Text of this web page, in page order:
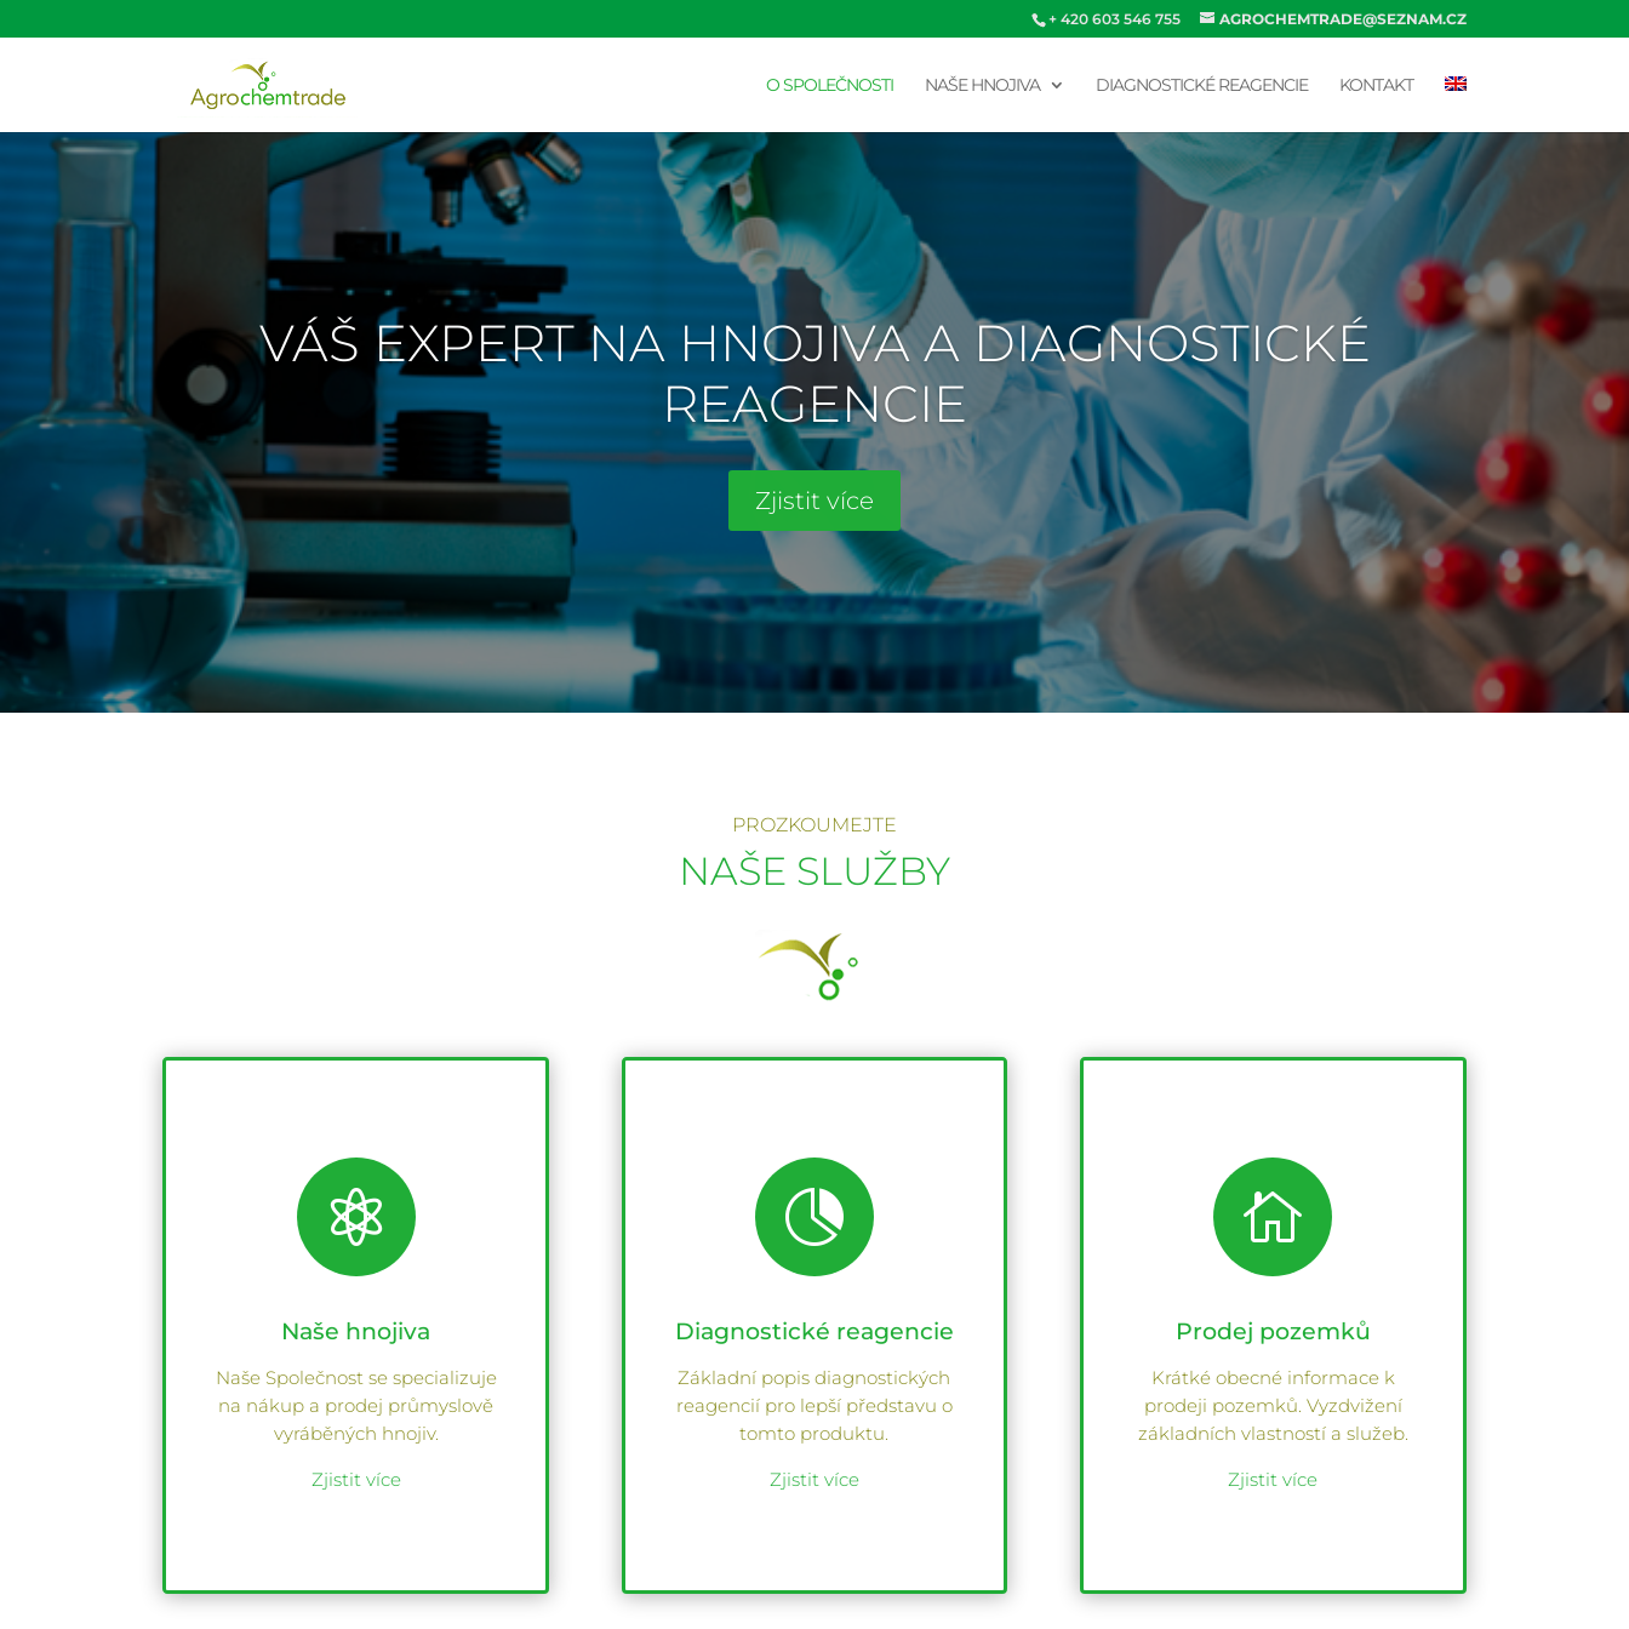
+ 420 603 546 755 AGROCHEMTRADE@SEZNAM.CZ
O SPOLEČNOSTI NAŠE HNOJIVA DIAGNOSTICKÉ REAGENCIE KONTAKT
VÁŠ EXPERT NA HNOJIVA A DIAGNOSTICKÉ
REAGENCIE
Zjistit více
PROZKOUMEJTE
NAŠE SLUŽBY

Naše hnojiva
Naše Společnost se specializuje
na nákup a prodej průmyslově
vyráběných hnojiv.
Zjistit více

Diagnostické reagencie
Základní popis diagnostických
reagencií pro lepší představu o
tomto produktu.
Zjistit více

Prodej pozemků
Krátké obecné informace k
prodeji pozemků. Vyzdvižení
základních vlastností a služeb.
Zjistit více